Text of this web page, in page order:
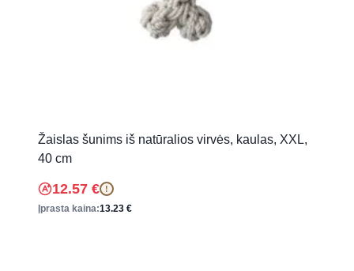
Žaislas šunims iš natūralios virvės, kaulas, XXL,
40 cm
12.57 € !
Įprasta kaina:13.23 €